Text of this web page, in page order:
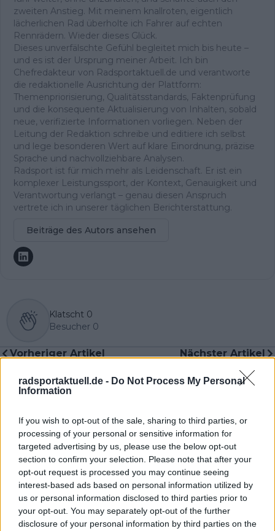
radsportaktuell.de - Do Not Process My Personal
Information
If you wish to opt-out of the sale, sharing to third parties, or
processing of your personal or sensitive information for
targeted advertising by us, please use the below opt-out
section to confirm your selection. Please note that after your
opt-out request is processed you may continue seeing
interest-based ads based on personal information utilized by
us or personal information disclosed to third parties prior to
your opt-out. You may separately opt-out of the further
disclosure of your personal information by third parties on the
zweiten Anstieg. Mit meinem knallroten, eigentlich
lächerlichen Rad überholte ich Fahrer auf echten
Rennrädern. Wieder dieses Glück.
Dieses unverfälschte Gefühl begleitet mich bis heute –
und es ist der Ursprung meiner Arbeit. Ich bin
Chefredakteur von Radsportaktuell.de und verantworte
die redaktionelle Ausrichtung der Plattform:
Themenpriorisierung, Qualitätsstandards, Faktenprüfung
und die konsequente Aktualisierung von Inhalten, sobald
neue, verifizierte Informationen vorliegen. Neben der
Leitung der Redaktion schreibe und editiere ich selbst
und lege besonderen Wert auf klare Einordnung, präzise
Sprache und nachvollziehbare Analysen.
Radsport ist für mich mehr als Leidenschaft. Er ist ein
komplexer Leistungssport, der Kontext, Genauigkeit und
Verantwortung verlangt – genau diesen Anspruch
vertrete ich in unserer täglichen Berichterstattung.
Beiträge des Autors ansehen
Klatscht 0
Besucher 0
Vorheriger Artikel
trotz früherer
Rücktrittspläne auch
Nächster Artikel
während der Giro
Fahrt aufnimmt: "Am